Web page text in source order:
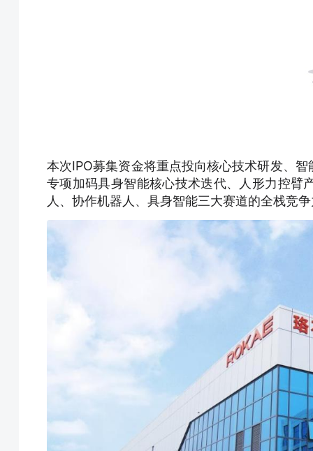
本次IPO募集资金将重点投向核心技术研发、
专项加码具身智能核心技术迭代、人形力控臂
人、协作机器人、具身智能三大赛道的全栈竞